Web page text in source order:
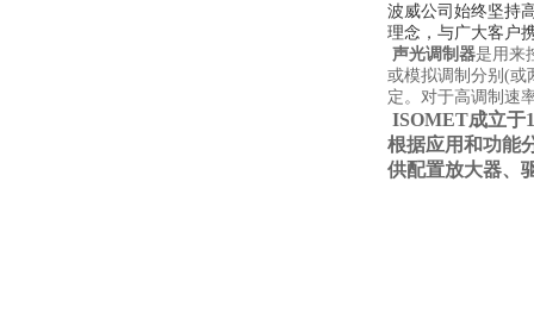
波威公司始终坚持
理念，与广大客户
声光调制器是用来
或模拟调制分别(或
定。对于高调制速
ISOMET成立于
根据应用和功能
供配置放大器、